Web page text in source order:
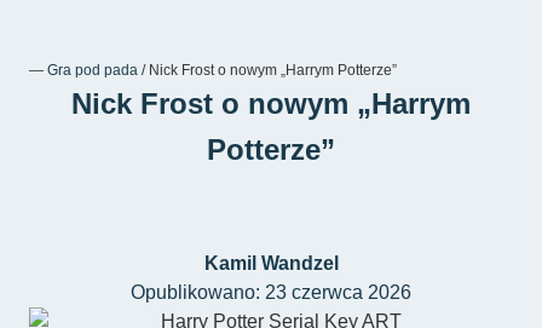
― Gra pod pada / Nick Frost o nowym „Harrym Potterze”
Nick Frost o nowym „Harrym
Potterze”
Kamil Wandzel
Opublikowano: 23 czerwca 2026